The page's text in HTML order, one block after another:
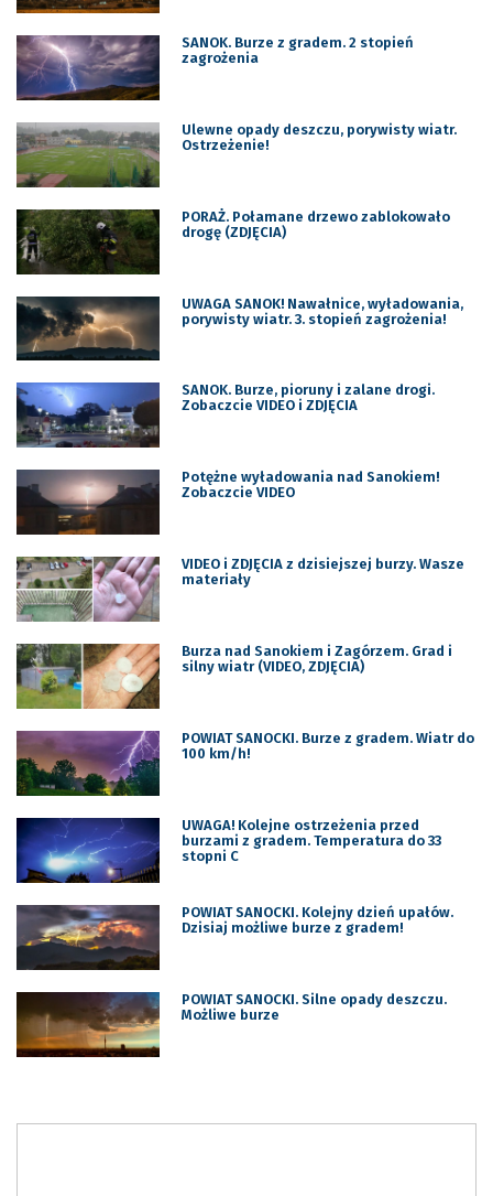
SANOK. Burze z gradem. 2 stopień
zagrożenia
Ulewne opady deszczu, porywisty wiatr.
Ostrzeżenie!
PORAŻ. Połamane drzewo zablokowało
drogę (ZDJĘCIA)
UWAGA SANOK! Nawałnice, wyładowania,
porywisty wiatr. 3. stopień zagrożenia!
SANOK. Burze, pioruny i zalane drogi.
Zobaczcie VIDEO i ZDJĘCIA
Potężne wyładowania nad Sanokiem!
Zobaczcie VIDEO
VIDEO i ZDJĘCIA z dzisiejszej burzy. Wasze
materiały
Burza nad Sanokiem i Zagórzem. Grad i
silny wiatr (VIDEO, ZDJĘCIA)
POWIAT SANOCKI. Burze z gradem. Wiatr do
100 km/h!
UWAGA! Kolejne ostrzeżenia przed
burzami z gradem. Temperatura do 33
stopni C
POWIAT SANOCKI. Kolejny dzień upałów.
Dzisiaj możliwe burze z gradem!
POWIAT SANOCKI. Silne opady deszczu.
Możliwe burze